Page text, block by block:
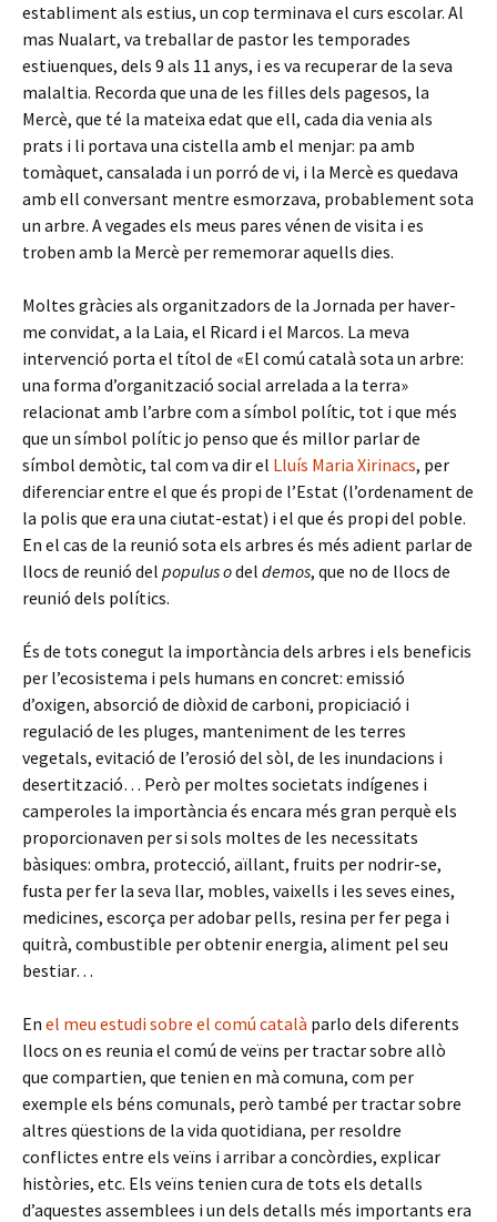
establiment als estius, un cop terminava el curs escolar. Al
mas Nualart, va treballar de pastor les temporades
estiuenques, dels 9 als 11 anys, i es va recuperar de la seva
malaltia. Recorda que una de les filles dels pagesos, la
Mercè, que té la mateixa edat que ell, cada dia venia als
prats i li portava una cistella amb el menjar: pa amb
tomàquet, cansalada i un porró de vi, i la Mercè es quedava
amb ell conversant mentre esmorzava, probablement sota
un arbre. A vegades els meus pares vénen de visita i es
troben amb la Mercè per rememorar aquells dies.
Moltes gràcies als organitzadors de la Jornada per haver-
me convidat, a la Laia, el Ricard i el Marcos. La meva
intervenció porta el títol de «El comú català sota un arbre:
una forma d’organització social arrelada a la terra»
relacionat amb l’arbre com a símbol polític, tot i que més
que un símbol polític jo penso que és millor parlar de
símbol demòtic, tal com va dir el Lluís Maria Xirinacs, per
diferenciar entre el que és propi de l’Estat (l’ordenament de
la polis que era una ciutat-estat) i el que és propi del poble.
En el cas de la reunió sota els arbres és més adient parlar de
llocs de reunió del populus odel demos, que no de llocs de
reunió dels polítics.
És de tots conegut la importància dels arbres i els beneficis
per l’ecosistema i pels humans en concret: emissió
d’oxigen, absorció de diòxid de carboni, propiciació i
regulació de les pluges, manteniment de les terres
vegetals, evitació de l’erosió del sòl, de les inundacions i
desertització… Però per moltes societats indígenes i
camperoles la importància és encara més gran perquè els
proporcionaven per si sols moltes de les necessitats
bàsiques: ombra, protecció, aïllant, fruits per nodrir-se,
fusta per fer la seva llar, mobles, vaixells i les seves eines,
medicines, escorça per adobar pells, resina per fer pega i
quitrà, combustible per obtenir energia, aliment pel seu
bestiar…
En el meu estudi sobre el comú català parlo dels diferents
llocs on es reunia el comú de veïns per tractar sobre allò
que compartien, que tenien en mà comuna, com per
exemple els béns comunals, però també per tractar sobre
altres qüestions de la vida quotidiana, per resoldre
conflictes entre els veïns i arribar a concòrdies, explicar
històries, etc. Els veïns tenien cura de tots els detalls
d’aquestes assemblees i un dels detalls més importants era